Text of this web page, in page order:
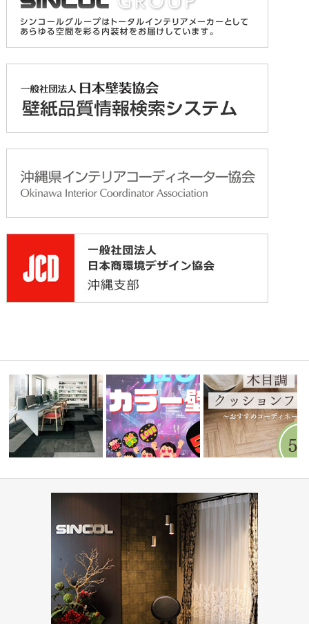
『推しカラー壁紙 5選👋』-レッ水まわりで人気！木目調
ョンフロア5…